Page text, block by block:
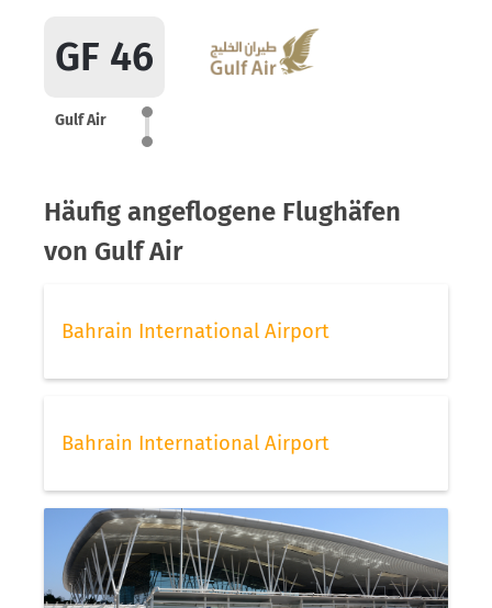
GF 46
Gulf Air
Häufig angeflogene Flughäfen
von Gulf Air
Bahrain International Airport
Bahrain International Airport